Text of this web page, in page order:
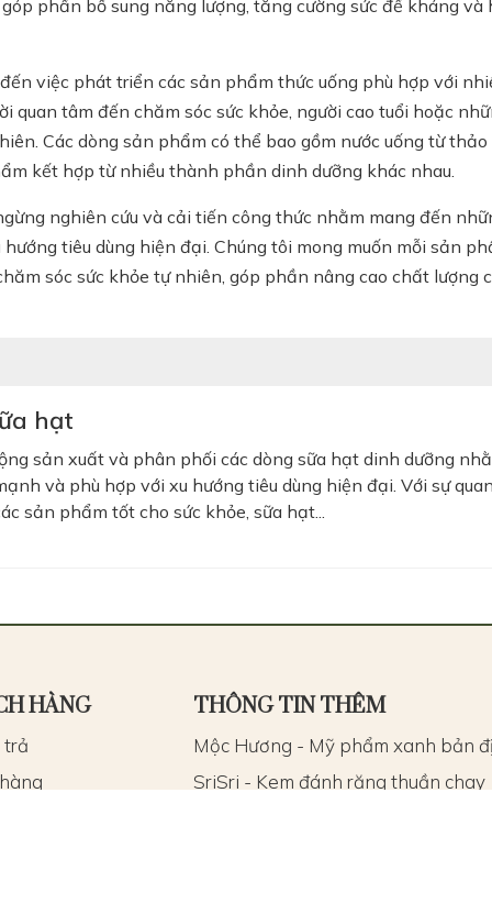
phần bổ sung năng lượng, tăng cường sức đề kháng và
việc phát triển các sản phẩm thức uống phù hợp với
tâm đến chăm sóc sức khỏe, người cao tuổi hoặc
Các dòng sản phẩm có thể bao gồm nước uống từ thảo
kết hợp từ nhiều thành phần dinh dưỡng khác nhau.
nghiên cứu và cải tiến công thức nhằm mang đến
tiêu dùng hiện đại. Chúng tôi mong muốn mỗi sản
sóc sức khỏe tự nhiên, góp phần nâng cao chất lượng
hạt
sản xuất và phân phối các dòng sữa hạt dinh dưỡng
và phù hợp với xu hướng tiêu dùng hiện đại. Với sự
sản phẩm tốt cho sức khỏe, sữa hạt...
HÀNG
trả
THÔNG TIN THÊM
Mộc Hương - Mỹ phẩm xanh bản
SriSri - Kem đánh răng thuần chay